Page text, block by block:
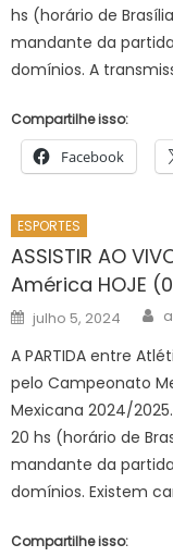
hs (horário de
mandante da
domínios. A
Compartilhe isso:
Facebook
ESPORTES
ASSISTIR AO
América HOJE
Posted
on
julho 5, 2024
A PARTIDA entre
pelo Campeonato
Mexicana 2024/
20 hs (horário de
mandante da
domínios. Existem
Compartilhe isso: